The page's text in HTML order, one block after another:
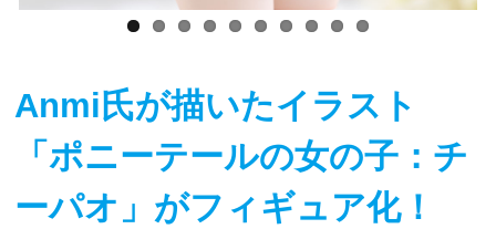
Anmi氏が描いたイラスト
「ポニーテールの女の子：チ
ーパオ」がフィギュア化！